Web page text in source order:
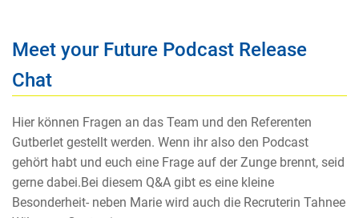
Meet your Future Podcast Release
Chat
Hier können Fragen an das Team und den Referenten
Gutberlet gestellt werden. Wenn ihr also den Podcast
gehört habt und euch eine Frage auf der Zunge brennt, seid
gerne dabei.Bei diesem Q&A gibt es eine kleine
Besonderheit- neben Marie wird auch die Recruterin Tahnee